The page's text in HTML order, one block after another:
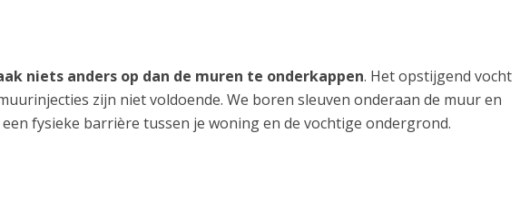
niets anders op dan de muren te onderkappen. Het opstijgend vocht
zijn niet voldoende. We boren sleuven onderaan de muur en
fysieke barrière tussen je woning en de vochtige ondergrond.